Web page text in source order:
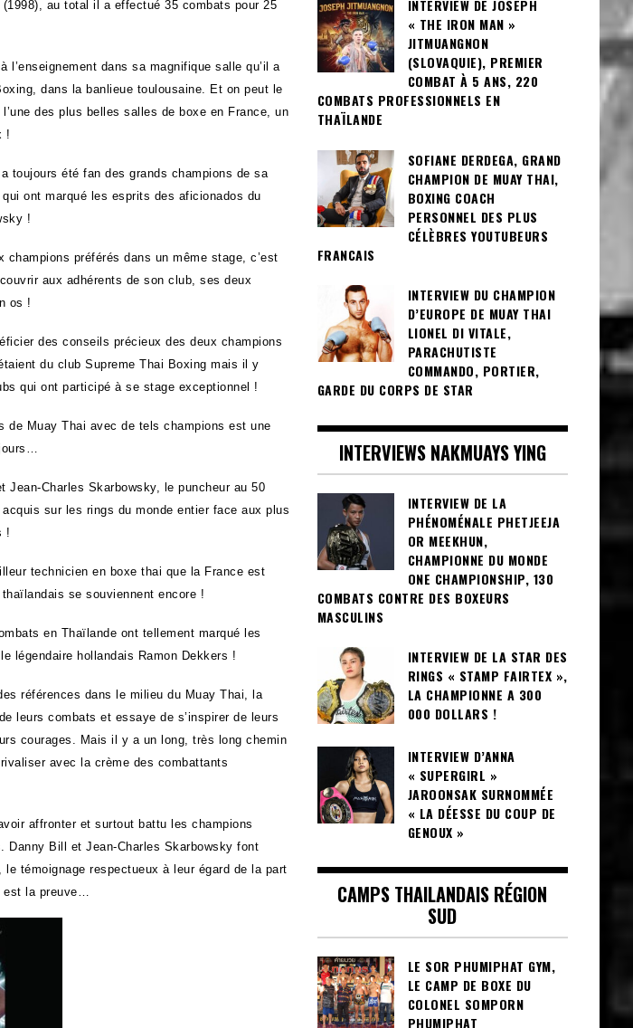
au total il a effectué 35 combats pour 25
l’enseignement dans sa magnifique salle qu’il a
dans la banlieue toulousaine. Et on peut le
des plus belles salles de boxe en France, un
!
toujours été fan des grands champions de sa
ont marqué les esprits des aficionados du
!
champions préférés dans un même stage, c’est
aux adhérents de son club, ses deux
os !
des conseils précieux des deux champions
du club Supreme Thai Boxing mais il y
qui ont participé à se stage exceptionnel !
de Muay Thai avec de tels champions est une
Jean-Charles Skarbowsky, le puncheur au 50
sur les rings du monde entier face aux plus
!
technicien en boxe thai que la France est
se souviennent encore !
en Thaïlande ont tellement marqué les
légendaire hollandais Ramon Dekkers !
références dans le milieu du Muay Thai, la
leurs combats et essaye de s’inspirer de leurs
courages. Mais il y a un long, très long chemin
avec la crème des combattants
affronter et surtout battu les champions
Bill et Jean-Charles Skarbowsky font
témoignage respectueux à leur égard de la part
est la preuve…
INTERVIEW DE JOSEPH
« THE IRON MAN »
JITMUANGNON
(SLOVAQUIE), PREMIER
COMBAT À 5 ANS, 220
COMBATS PROFESSIONNELS EN
THAÏLANDE
SOFIANE DERDEGA, GRAND
CHAMPION DE MUAY THAI,
BOXING COACH
PERSONNEL DES PLUS
CÉLÈBRES YOUTUBEURS
FRANCAIS
INTERVIEW DU CHAMPION
D’EUROPE DE MUAY THAI
LIONEL DI VITALE,
PARACHUTISTE
COMMANDO, PORTIER,
GARDE DU CORPS DE STAR
INTERVIEWS NAKMUAYS YING
INTERVIEW DE LA
PHÉNOMÉNALE PHETJEEJA
OR MEEKHUN,
CHAMPIONNE DU MONDE
ONE CHAMPIONSHIP, 130
COMBATS CONTRE DES BOXEURS
MASCULINS
INTERVIEW DE LA STAR DES
RINGS « STAMP FAIRTEX »,
LA CHAMPIONNE A 300
000 DOLLARS !
INTERVIEW D’ANNA
« SUPERGIRL »
JAROONSAK SURNOMMÉE
« LA DÉESSE DU COUP DE
GENOUX »
CAMPS THAILANDAIS RÉGION
SUD
LE SOR PHUMIPHAT GYM,
LE CAMP DE BOXE DU
COLONEL SOMPORN
PHUMIPHAT